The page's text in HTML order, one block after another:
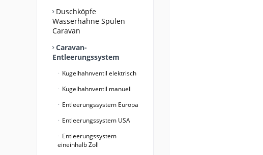
Duschköpfe
Wasserhähne Spülen
Caravan
Caravan-
Entleerungssystem
Kugelhahnventil elektrisch
Kugelhahnventil manuell
Entleerungssystem Europa
Entleerungssystem USA
Entleerungssystem
eineinhalb Zoll